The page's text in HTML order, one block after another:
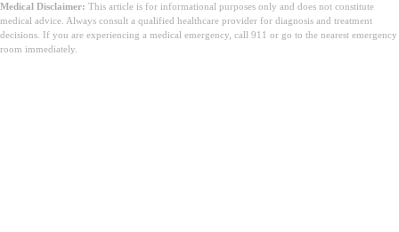
Medical Disclaimer: This article is for informational purposes only and does not constitute
medical advice. Always consult a qualified healthcare provider for diagnosis and treatment
decisions. If you are experiencing a medical emergency, call 911 or go to the nearest emergency
room immediately.